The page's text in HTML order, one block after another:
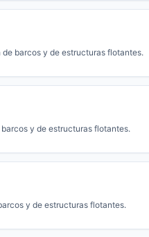
barcos y de estructuras flotantes.
y de estructuras flotantes.
y de estructuras flotantes.